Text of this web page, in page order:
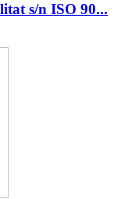
s/n ISO 90...